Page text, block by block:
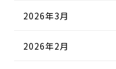
2026年3月
2026年2月